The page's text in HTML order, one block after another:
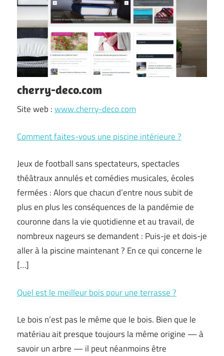
cherry-deco.com
Site web :www.cherry-deco.com
Comment faites-vous une piscine intérieure ?
Jeux de football sans spectateurs, spectacles
théâtraux annulés et comédies musicales, écoles
fermées : Alors que chacun d’entre nous subit de
plus en plus les conséquences de la pandémie de
couronne dans la vie quotidienne et au travail, de
nombreux nageurs se demandent : Puis-je et dois-je
aller à la piscine maintenant ? En ce qui concerne le
[…]
Quel est le meilleur bois pour une terrasse ?
Le bois n’est pas le même que le bois. Bien que le
matériau ait presque toujours la même origine — à
savoir un arbre — il peut néanmoins être